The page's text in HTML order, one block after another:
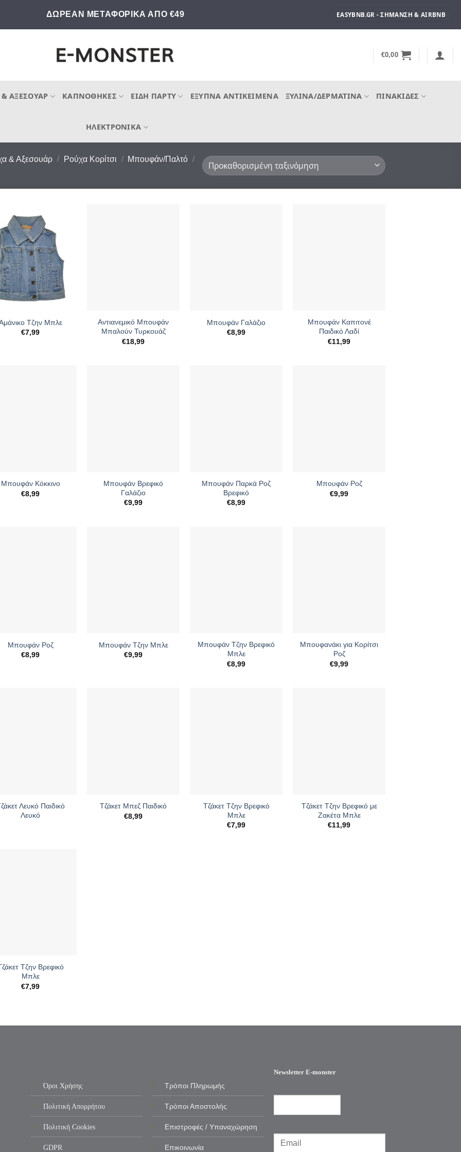
ΔΩΡΕΑΝ ΜΕΤΑΦΟΡΙΚΑ ΑΠΟ €49 EASYBNB.GR - ΣΉΜΑΝΣΗ & AIRBNB
€0,00
ΑΞΕΣΟΥΆΡ ΚΑΠΝΟΘΉΚΕΣ ΕΊΔΗ ΠΆΡΤΥ ΈΞΥΠΝΑ ΑΝΤΙΚΕΊΜΕΝΑ ΞΎΛΙΝΑ/ΔΕΡΜΆΤΙΝΑ ΠΙΝΑΚΊΔΕΣ
ΗΛΕΚΤΡΟΝΙΚΆ
& Αξεσουάρ / Ρούχα Κορίτσι / Μπουφάν/Παλτό /
Τζην Μπλε
€7,99
Αντιανεμικό Μπουφάν
Μπαλούν Τυρκουάζ
€18,99
Μπουφάν Γαλάζιο
€8,99
Μπουφάν Καπιτονέ
Παιδικό Λαδί
€11,99
Μπουφάν Κόκκινο
€8,99
Μπουφάν Βρεφικό
Γαλάζιο
€9,99
Μπουφάν Παρκά Ροζ
Βρεφικό
€8,99
Μπουφάν Ροζ
€9,99
Μπουφάν Ροζ
€8,99
Μπουφάν Τζην Μπλε
€9,99
Μπουφάν Τζην Βρεφικό
Μπλε
€8,99
Μπουφανάκι για Κορίτσι
Ροζ
€9,99
Λευκό Παιδικό
Λευκό
Τζάκετ Μπεζ Παιδικό
€8,99
Τζάκετ Τζην Βρεφικό
Μπλε
€7,99
Τζάκετ Τζην Βρεφικό με
Ζακέτα Μπλε
€11,99
Τζην Βρεφικό
Μπλε
€7,99
Όροι Χρήσης
Πολιτική Απορρήτου
Πολιτική Cookies
GDPR
Τρόποι Πληρωμής
Τρόποι Αποστολής
Επιστροφές / Υπαναχώρηση
Επικοινωνία
Newsletter E-monster